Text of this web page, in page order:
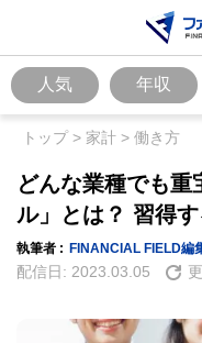
人気 年収
トップ> 家計 > 働き方
どんな業種でも重
ル」とは？ 習得す
執筆者 : FINANCIAL FIELD編
配信日: 2023.03.05